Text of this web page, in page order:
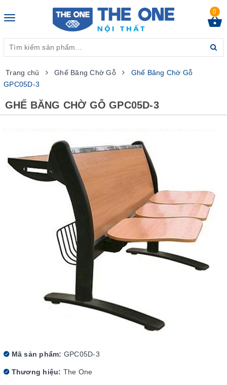
Toggle
0
Trang chủ Ghế Băng Chờ Gỗ
Ghế Băng Chờ Gỗ
GPC05D-3
GHẾ BĂNG CHỜ GỖ GPC05D-3
Mã sản phẩm: GPC05D-3
Thương hiệu: The One